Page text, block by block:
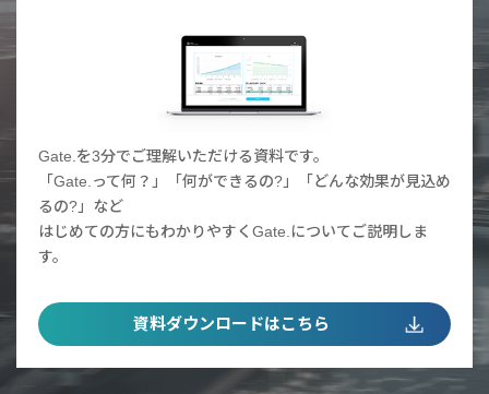
Gate.を3分でご理解いただける資料です。
「Gate.って何？」「何ができるの?」「どんな効果が見込め
るの?」など
はじめての方にもわかりやすくGate.についてご説明しま
す。
資料ダウンロードはこちら